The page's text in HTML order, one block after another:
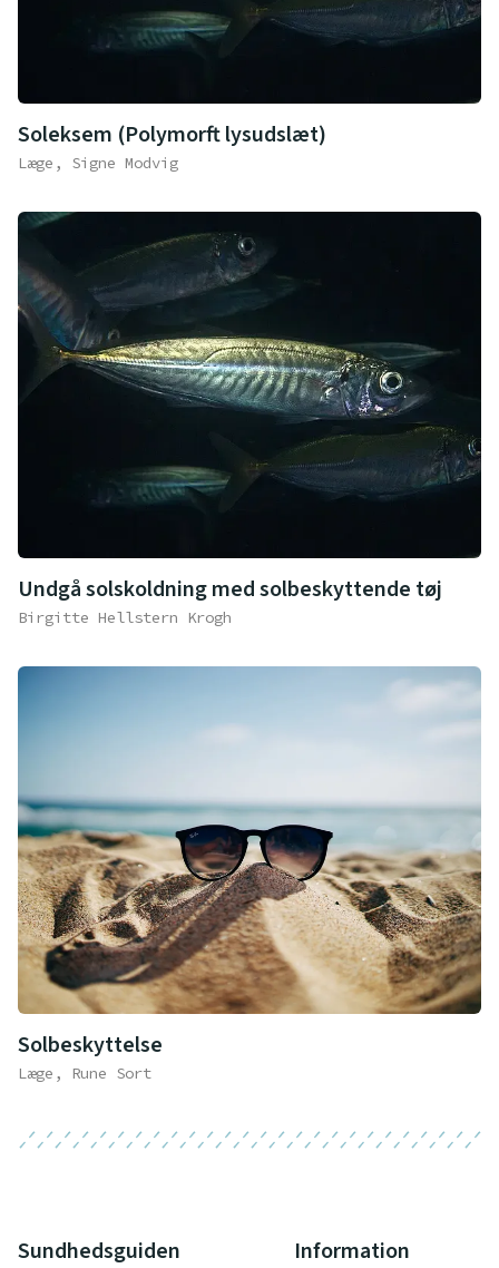
Soleksem (Polymorft lysudslæt)
Læge, Signe Modvig
Undgå solskoldning med solbeskyttende tøj
Birgitte Hellstern Krogh
Solbeskyttelse
Læge, Rune Sort
Sundhedsguiden Information